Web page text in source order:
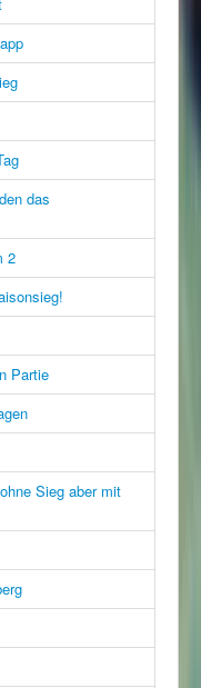
das
2
Partie
Sieg aber mit